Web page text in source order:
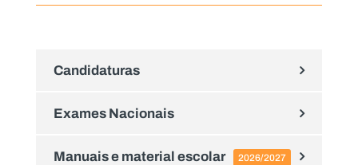
Candidaturas
Exames Nacionais
Manuais e material escolar 2026/2027